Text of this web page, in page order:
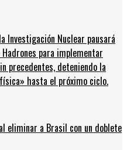
Investigación Nuclear pausará
para implementar
precedentes, deteniendo la
hasta el próximo ciclo.
eliminar a Brasil con un doblete